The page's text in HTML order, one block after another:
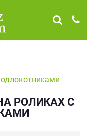
РОЛИКАХ С